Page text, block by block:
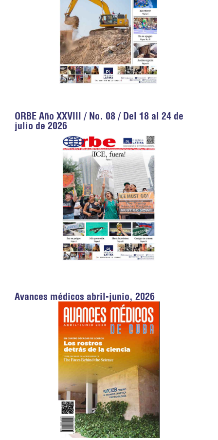
ORBE Año XXVIII / No. 08 / Del 18 al 24 de
julio de 2026
Avances médicos abril-junio, 2026